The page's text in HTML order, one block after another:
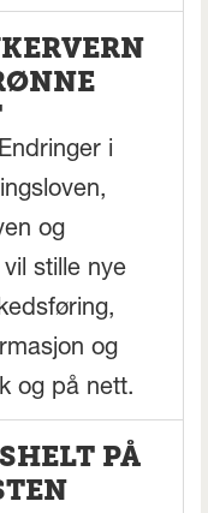
i
og
stille nye
og
og på nett.
PÅ